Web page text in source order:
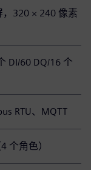
320 × 240 像素
DI/60 DQ/16 个
RTU、MQTT
个角色）